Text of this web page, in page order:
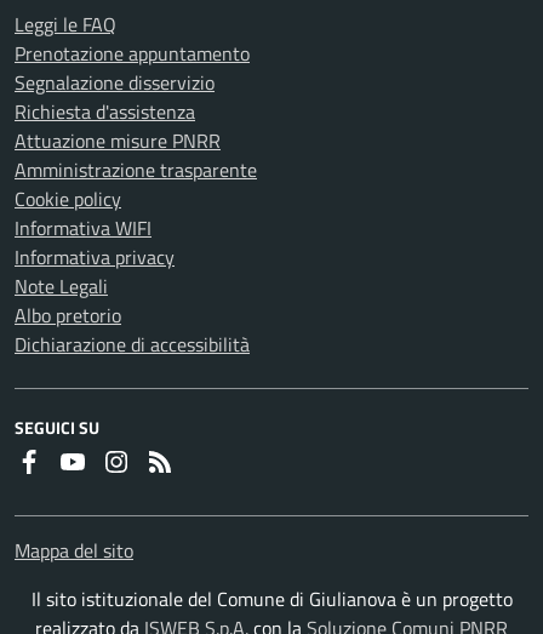
Leggi le FAQ
Prenotazione appuntamento
Segnalazione disservizio
Richiesta d'assistenza
Attuazione misure PNRR
Amministrazione trasparente
Cookie policy
Informativa WIFI
Informativa privacy
Note Legali
Albo pretorio
Dichiarazione di accessibilità
SEGUICI SU
FaceboookYoutubeInstagram
Mappa del sito
Il sito istituzionale del Comune di Giulianova è un progetto
realizzato da ISWEB S.p.A.con la Soluzione Comuni PNRR